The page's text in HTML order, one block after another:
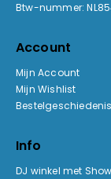
Btw-nummer:
Account
Mijn Account
Mijn Wishlist
Bestelgeschiedenis
Info
DJ winkel met